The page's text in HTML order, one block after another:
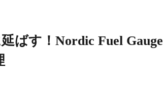
ばす！Nordic Fuel Gauge